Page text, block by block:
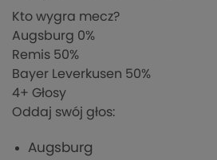
Kto wygra mecz?
Augsburg 0%
Remis 50%
Bayer Leverkusen 50%
4+ Głosy
Oddaj swój głos:
Augsburg